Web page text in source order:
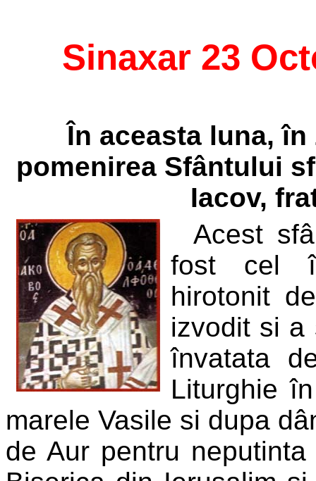
Sinaxar 23
În aceasta luna,
pomenirea Sfântului
Iacov,
Acest
fost cel
hirotonit
izvodit si a
învatata
Liturghie
marele Vasile si dupa
de Aur pentru